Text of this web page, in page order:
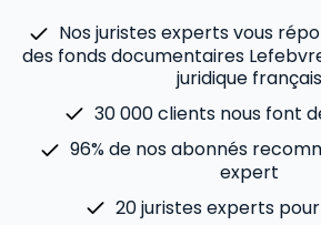
Nos juristes experts vous
des fonds documentaires
juridique français
30 000 clients nous font
96% de nos abonnés
expert
20 juristes experts